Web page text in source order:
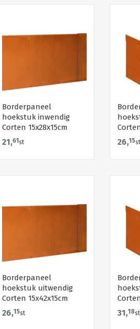
Borderpaneel
hoekstuk inwendig
Corten 15x28x15cm
21,61 st 26,15st
Borderpaneel
hoekstuk uitwendig
Corten 15x42x15cm
26,15st 31,18st